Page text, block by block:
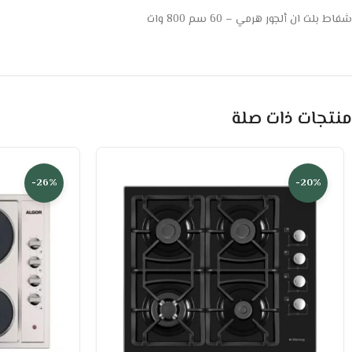
شفاط بلت ان ألجور هرمي – 60 سم 800 وات
منتجات ذات صلة
-20%
-26%